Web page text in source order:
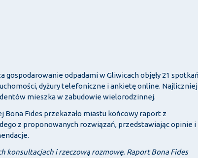
odpadami w Gliwicach objęły 21
dyżury telefoniczne i ankietę online. Najliczniej
mieszka w zabudowie wielorodzinnej.
Fides przekazało miastu końcowy raport z
z proponowanych rozwiązań, przedstawiając opinie i
konsultacjach i rzeczową rozmowę. Raport Bona Fides